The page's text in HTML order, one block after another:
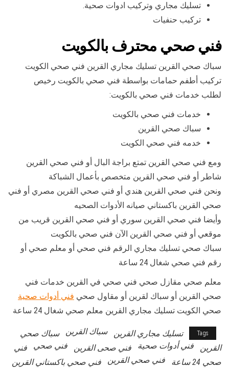
تسليك مجاري وتركيب ادوات صحية.
تركيب حنفيات
فني صحي محترف بالكويت
سباك صحي القرين تسليك مجاري القرين فني صحي الكويت
تركيب أطفم حمامات بواسطة فني صحي بالكويت رخيص
لطلب خدمات فني صحي بالكويت:
خدمات فني صحي بالكويت
سباك صحي القرين
خدمه فني صحي الكويت
ومع فني صحي القرين تمتع براجة البال أو فني صحي القرين
شاطر أو فني صحي القرين متخصص بأعمال الشباكة
ونحن فني صحي القرين هندي أو فني صحي القرين مصري أو فني
صحي القرين باكستاني صيانه الأدوات الصحيه
وأيضا فني صحي القرين سوري أو فني صحي القرين قريب من
موقعي أو فني صحي القرين الآن فني صحي بالكويت
سباك صحي تسليك مجاري الرقم فني صحي أو معلم صحي أو
رقم فني صحي شغال 24 ساعة
معلم صحي مقازل صحي فني صحي في القرين خدمات فني
صحي القرين أو سباك لقرين أو مقاول صحي فني أدوات صحية
صحي الكويت تسليك مجاري القرين معلم صحي شغال 24 ساعة
Tags تسليك مجاري القرين سباك القرين
سباك صحي
القرين
فني أدوات صحية فني صحى القرين فني صحي
فني
صحي 24 ساعة
فني صحي القرين
فني صحي باكستاني القرين